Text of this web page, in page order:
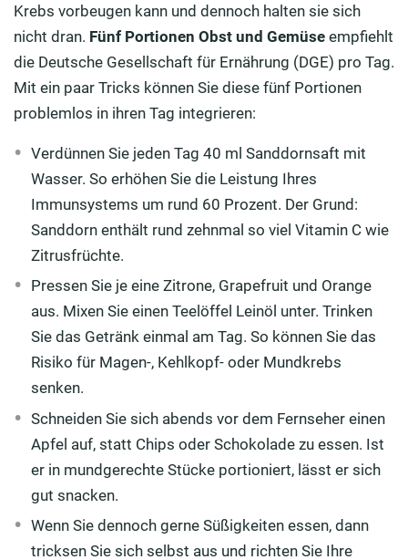
Krebs vorbeugen kann und dennoch halten sie sich
nicht dran. Fünf Portionen Obst und Gemüse empfiehlt
die Deutsche Gesellschaft für Ernährung (DGE) pro Tag.
Mit ein paar Tricks können Sie diese fünf Portionen
problemlos in ihren Tag integrieren:
Verdünnen Sie jeden Tag 40 ml Sanddornsaft mit
Wasser. So erhöhen Sie die Leistung Ihres
Immunsystems um rund 60 Prozent. Der Grund:
Sanddorn enthält rund zehnmal so viel Vitamin C wie
Zitrusfrüchte.
Pressen Sie je eine Zitrone, Grapefruit und Orange
aus. Mixen Sie einen Teelöffel Leinöl unter. Trinken
Sie das Getränk einmal am Tag. So können Sie das
Risiko für Magen-, Kehlkopf- oder Mundkrebs
senken.
Schneiden Sie sich abends vor dem Fernseher einen
Apfel auf, statt Chips oder Schokolade zu essen. Ist
er in mundgerechte Stücke portioniert, lässt er sich
gut snacken.
Wenn Sie dennoch gerne Süßigkeiten essen, dann
tricksen Sie sich selbst aus und richten Sie Ihre